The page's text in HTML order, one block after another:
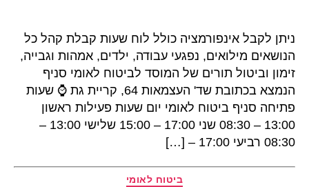
ניתן לקבל אינפורמציה כולל לוח שעות קבלת קהל כל
הנושאים מילואים, נפגעי עבודה, ילדים, אמהות וגבייה,
זימון וביטול תורים של המוסד לביטוח לאומי סניף
הנמצא בכתובת שד' העצמאות 64, קריית גת ⌚ שעות
פתיחה סניף ביטוח לאומי יום שעות פעילות ראשון
13:00 – 08:30 שני 17:00 – 15:00 שלישי 13:00 –
08:30 רביעי 17:00 – […]
קטגוריות
ביטוח לאומי